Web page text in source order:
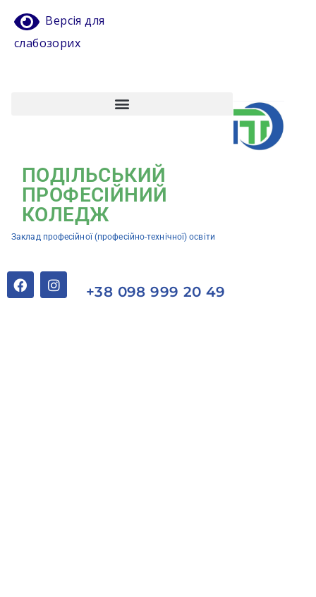
Версія для
слабозорих
ПОДІЛЬСЬКИЙ
ПРОФЕСІЙНИЙ
КОЛЕДЖ
Заклад професійної (професійно-технічної) освіти
+38 098 999 20 49